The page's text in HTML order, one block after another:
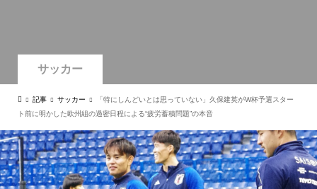
サッカー
記事 サッカー
「特にしんどいとは思っていない」久保建英がW杯予選スター
ト前に明かした欧州組の過密日程による“疲労蓄積問題”の本音